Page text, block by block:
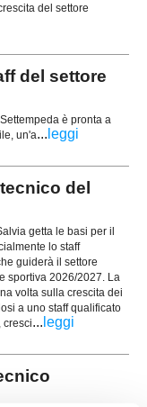
del settore
del settore
è pronta a
un'a... leggi
del
getta le basi per il
lo staff
guiderà il settore
sportiva 2026/2027. La
volta sulla crescita dei
a uno staff qualificato
cresci... leggi